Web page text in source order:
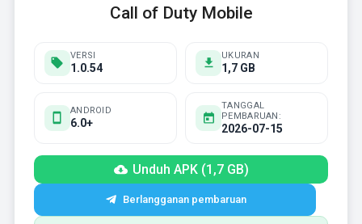
Call of Duty Mobile
VERSI
1.0.54
UKURAN
1,7 GB
ANDROID
6.0+
TANGGAL
PEMBARUAN:
2026-07-15
Unduh APK (1,7 GB)
Berlangganan pembaruan